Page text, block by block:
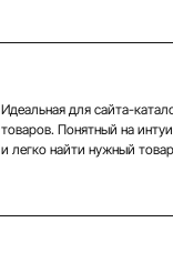
Идеальная для сайта-
товаров. Понятный на
и легко найти нужный